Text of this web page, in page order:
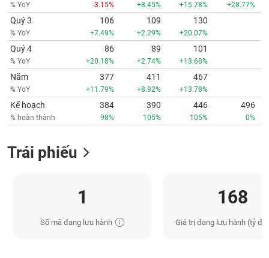
% YoY -3.15% +8.45% +15.78% +28.77%
Quý 3
% YoY
106
+7.49%
109
+2.29%
130
+20.07%
Quý 4
% YoY
86
+20.18%
89
+2.74%
101
+13.68%
Năm
% YoY
377
+11.79%
411
+8.92%
467
+13.78%
Kế hoạch
% hoàn thành
384
98%
390
105%
446
105%
496
0%
Trái phiếu
1
Số mã đang lưu hành
168
Giá trị đang lưu hành (tỷ